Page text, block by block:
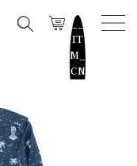
__
IT
M_
CN